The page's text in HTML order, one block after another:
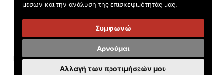
μέσων και την ανάλυση της επισκεψιμότητάς μας.
Συμφωνώ
Αρνούμαι
Αλλαγή των προτιμήσεών μου
© Τουριστικός Εκπαιδευτικός Όμιλος Anko 2026 -
Προστασίας Προσωπικών Δεδομένων - 'Όροι χρήσης
Handcrafted byRadial